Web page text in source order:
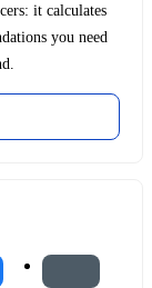
it calculates
you need